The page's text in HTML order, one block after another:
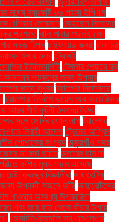
মধ্যে ব্যাংকটি ৬৬ পয়সা ইপিএস
এশিয়ার লোকসান জেইডেন সিলসের
প্রশংসা ঝাল খাবার খেলেই মেদ
সহজ টিপস টাইফয়েড জ্বর: টানা ১৫
হিসাব তলব টেকসই
ইউনিভার্সিটি টেসলার শেয়ারে বড়
আমাদের শত্রুদের জন্য উপহার
জন্য সুখবর ট্রাম্পের নির্দেশনায়
ট্রাম্পের নির্দেশে ভয়েস অব আমেরিকার
আরব শীর্ষ কূটনীতিকদের বৈঠক
সঙ্গে মোদির ফোনালাপ ট্রাম্পের
নির্বাহী আদেশ ট্রেনের অগ্রিম
পোশাকের সংগ্রহ ঠাকুরগাঁও শহর
যা করা উচিত ডলারের দাম না
রুপির মূল্য নেমে এসেছে
করছেন বিজ্ঞানীরা ডায়াবেটিস
জন্য উপকারী সজনে ডাঁটা ডায়াবেটিসের
খাওয়ার অসংখ্য উপকারিতা
এবং তার হাত থেকে বাঁচার উপায়
ডেসটিনি-ইভ্যালি সহ এমএলএম